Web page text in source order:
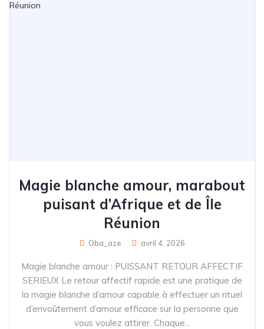
Magie blanche amour, marabout
puisant d’Afrique et de Île
Réunion
Oba_aze avril 4, 2026
Magie blanche amour : PUISSANT RETOUR AFFECTIF
SERIEUX Le retour affectif rapide est une pratique de
la magie blanche d’amour capable à effectuer un rituel
d’envoûtement d’amour efficace sur la personne que
vous voulez attirer. Chaque...